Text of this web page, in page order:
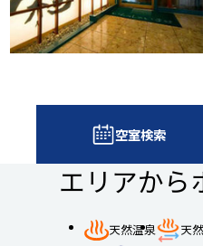
空室検索
エリアから
天然温泉 天